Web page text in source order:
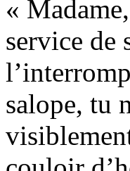
«
service de
salope, tu